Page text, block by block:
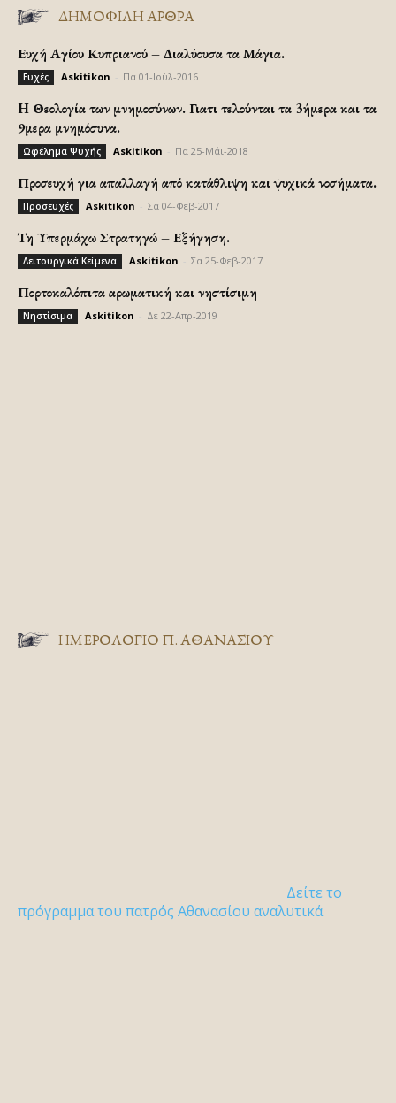
ΔΗΜΟΦΙΛΗ ΑΡΘΡΑ
Ευχή Αγίου Κυπριανού – Διαλύουσα τα Μάγια.
Ευχές Askitikon Πα 01-Ιούλ-2016
H Θεολογία των μνημοσύνων. Γιατι τελούνται τα 3ήμερα και τα
9μερα μνημόσυνα.
Ωφέλημα Ψυχής Askitikon Πα 25-Μάι-2018
Προσευχή για απαλλαγή από κατάθλιψη και ψυχικά νοσήματα.
Προσευχές Askitikon Σα 04-Φεβ-2017
Τη Υπερμάχω Στρατηγώ – Εξήγηση.
Λειτουργικά Κείμενα Askitikon Σα 25-Φεβ-2017
Πορτοκαλόπιτα αρωματική και νηστίσιμη
Νηστίσιμα Askitikon Δε 22-Απρ-2019
ΗΜΕΡΟΛΟΓΙΟ Π. ΑΘΑΝΑΣΙΟΥ
Δείτε το
πρόγραμμα του πατρός Αθανασίου αναλυτικά